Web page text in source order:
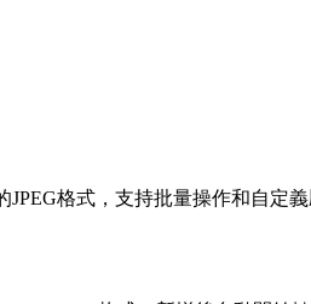
格式，支持批量操作和自定義